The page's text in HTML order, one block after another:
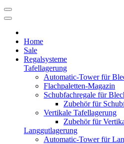
Home
Sale
Regalsysteme
Tafellagerung
Automatic-Tower für
Flachpaletten-Magazin
Schubfachregale für
Zubehör für
Vertikale Tafellagerung
Zubehör für
Langgutlagerung
Automatic-Tower für